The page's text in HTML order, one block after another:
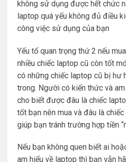
không sử dụng được hết chức
laptop quá yếu không đủ điều
công việc sử dụng của bạn
Yếu tố quan trọng thứ 2 nếu
nhiều chiếc laptop cũ còn tốt
có những chiếc laptop cũ bị hư
trong. Người có kiến thức và
cho biết được đâu là chiếc
tốt bạn nên mua và đâu là
giúp bạn tránh trường hợp tiền
Nếu bạn không quen biết ai
am hiểu về laptop thì bạn vẫn